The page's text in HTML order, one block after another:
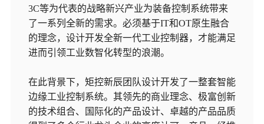
3C等为代表的战略新兴产业为装备控制系统带来
了一系列全新的需求。必须基于IT和OT原生融合
的理念，设计开发全新一代工业控制器，才能满足
进而引领工业数智化转型的浪潮。
在此背景下，矩控新辰团队设计开发了一整套智能
边缘工业控制系统。其领先的商业理念、极富创新
的技术组合、国际化的产品设计、卓越的产品品质